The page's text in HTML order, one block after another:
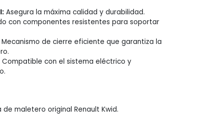
Asegura la máxima calidad y durabilidad.
con componentes resistentes para soportar
Mecanismo de cierre eficiente que garantiza la
Compatible con el sistema eléctrico y
de maletero original Renault Kwid.